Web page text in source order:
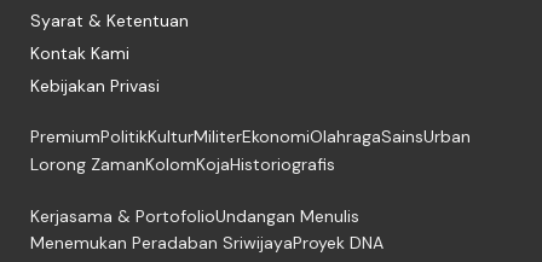
Syarat & Ketentuan
Kontak Kami
Kebijakan Privasi
PremiumPolitikKulturMiliterEkonomiOlahragaSainsUrban
Lorong ZamanKolomKojaHistoriografis
Kerjasama & PortofolioUndangan Menulis
Menemukan Peradaban SriwijayaProyek DNA